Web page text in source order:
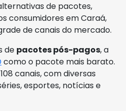
de pacotes,
consumidores em Caraá,
de canais do mercado.
de pacotes pós-pagos, a
como o pacote mais barato.
canais, com diversas
esportes, notícias e